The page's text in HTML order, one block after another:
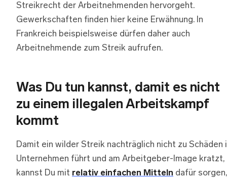
Streikrecht der Arbeitnehmenden hervorgeht.
Gewerkschaften finden hier keine Erwähnung. In
Frankreich beispielsweise dürfen daher auch
Arbeitnehmende zum Streik aufrufen.
Was Du tun kannst, damit es nicht
zu einem illegalen Arbeitskampf
kommt
Damit ein wilder Streik nachträglich nicht zu Schäden
Unternehmen führt und am Arbeitgeber-Image kratzt,
kannst Du mit relativ einfachen Mitteln dafür sorgen,